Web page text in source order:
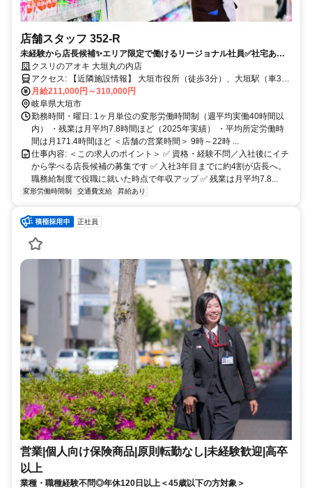
店舗スタッフ 352-R
未経験から店長候補✨エリア限定で働けるリージョナル社員✅社宅あり
｜残業月7.8h
クスリのアオキ 大垣丸の内店
アクセス: 【近隣施設情報】 大垣市役所（徒歩3分）、大垣駅（車3
分）、大垣城ホール（車3分） 【近隣学校情報】 岐阜協立大学（車
10分）
月給211,000円～310,000円
岐阜県大垣市
勤務時間・曜日: 1ヶ月単位の変形労働時間制（週平均実働40時間以
内） ・残業は月平均7.8時間ほど（2025年実績） ・平均所定労働時
間は月171.4時間ほど ＜店舗の営業時間＞ 9時～22時 ...
仕事内容: ＜この求人のポイント＞ ✅ 資格・経験不問／入社後にイチ
から学べる店長候補の募集です ✅ 入社3年目までに約4割が店長へ。
職務給制度で役職に就いた時点で年収アップ ✅ 残業は月平均7.8...
変形労働時間制 交通費支給 昇給あり
正社員
営業|個人向け保険商品|原則転勤なし|未経験歓迎|高卒
以上
業種・職種経験不問◎年休120日以上＜45歳以下の方対象＞